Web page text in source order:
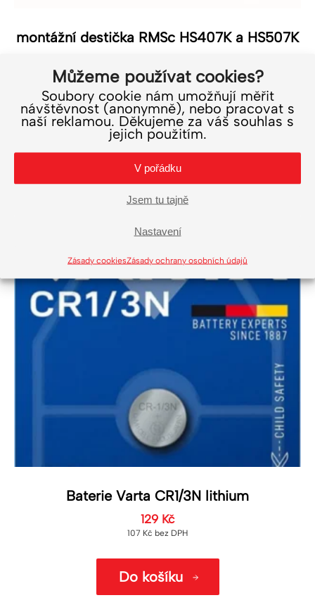
Můžeme používat cookies?
Soubory cookie nám umožňují měřit
návštěvnost (anonymně), nebo pracovat s
naší reklamou. Děkujeme za váš souhlas s
jejich použitím.
V pořádku
Jsem tu tajně
Nastavení
Zásady cookiesZásady ochrany osobních údajů
montážní destička RMSc HS407K a HS507K
619Kčbez DPH
Do košíku
Baterie Varta CR1/3N lithium
129 Kč
107 Kč bez DPH
Do košíku